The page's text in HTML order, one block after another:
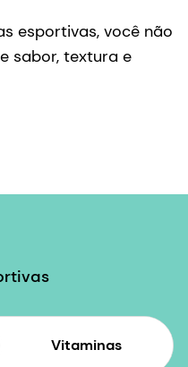
esportivas, você não
sabor, textura e
Vitaminas